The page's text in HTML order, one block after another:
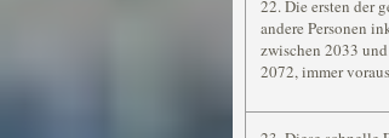
22. Die ersten der
andere Personen
zwischen 2033
2072, immer